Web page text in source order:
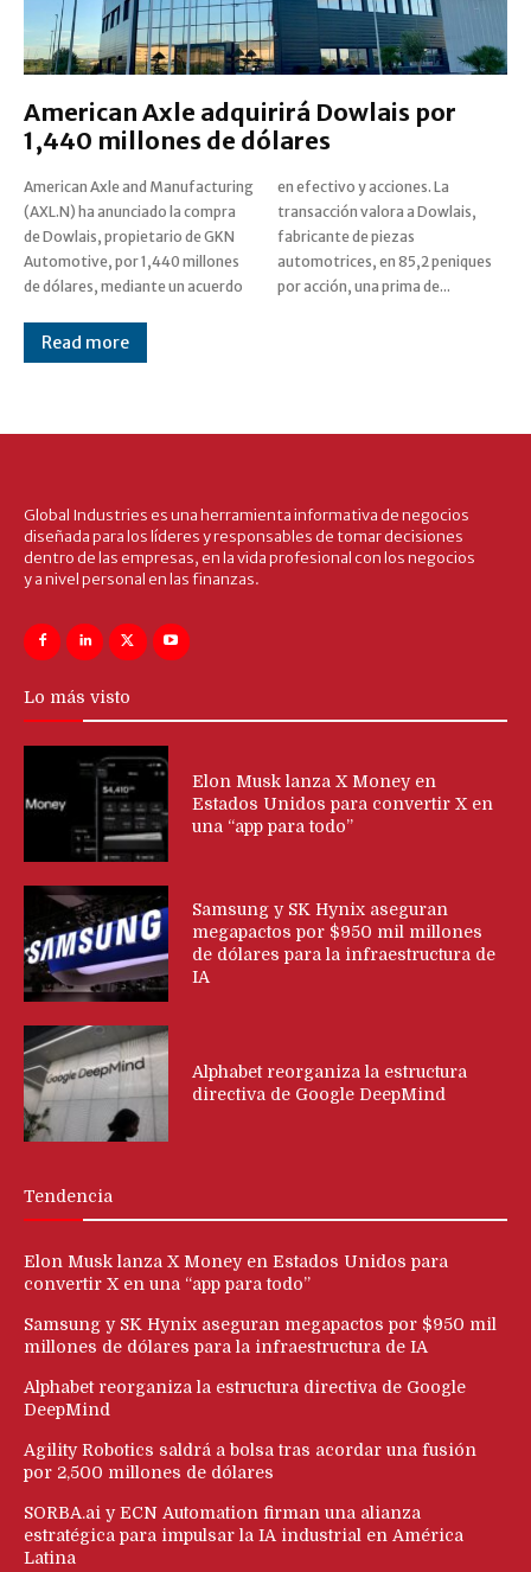
American Axle adquirirá Dowlais por
1,440 millones de dólares
American Axle and Manufacturing
(AXL.N) ha anunciado la compra
de Dowlais, propietario de GKN
Automotive, por 1,440 millones
de dólares, mediante un acuerdo
en efectivo y acciones. La
transacción valora a Dowlais,
fabricante de piezas
automotrices, en 85,2 peniques
por acción, una prima de...
Read more
Global Industries es una herramienta informativa de negocios
diseñada para los líderes y responsables de tomar decisiones
dentro de las empresas, en la vida profesional con los negocios
y a nivel personal en las finanzas.
Lo más visto
Elon Musk lanza X Money en
Estados Unidos para convertir X en
una “app para todo”
Samsung y SK Hynix aseguran
megapactos por $950 mil millones
de dólares para la infraestructura de
IA
Alphabet reorganiza la estructura
directiva de Google DeepMind
Tendencia
Elon Musk lanza X Money en Estados Unidos para
convertir X en una “app para todo”
Samsung y SK Hynix aseguran megapactos por $950 mil
millones de dólares para la infraestructura de IA
Alphabet reorganiza la estructura directiva de Google
DeepMind
Agility Robotics saldrá a bolsa tras acordar una fusión
por 2,500 millones de dólares
SORBA.ai y ECN Automation firman una alianza
estratégica para impulsar la IA industrial en América
Latina